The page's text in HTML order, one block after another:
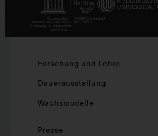
Forschung und Lehre
Dauerausstellung
Wachsmodelle
Presse